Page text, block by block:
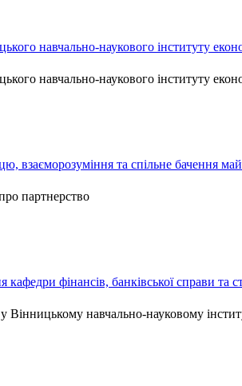
навчально-наукового інституту
навчально-наукового інституту
взаєморозуміння та спільне бачення
партнерство
кафедри фінансів, банківської справи та
Вінницькому навчально-науковому